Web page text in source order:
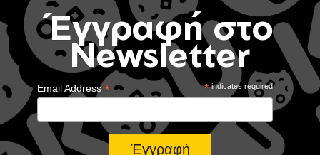
Έγγραφή στο
Newsletter
*indicates required
Email Address*